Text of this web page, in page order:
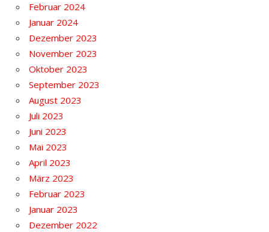
Februar 2024
Januar 2024
Dezember 2023
November 2023
Oktober 2023
September 2023
August 2023
Juli 2023
Juni 2023
Mai 2023
April 2023
März 2023
Februar 2023
Januar 2023
Dezember 2022